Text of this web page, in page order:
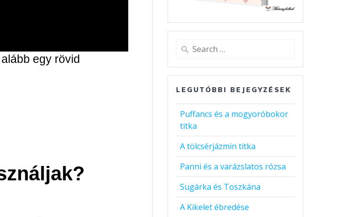
egy rövid
Search
LEGUTÓBBI BEJEGYZÉSEK
Puffancs és a mogyoróbokor
titka
A tölcsérjázmin titka
Panni és a varázslatos rózsa
Sugárka és Toszkána
A Kikelet ébredése